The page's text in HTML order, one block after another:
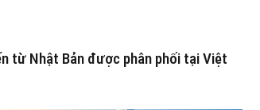
từ Nhật Bản được phân phối tại Việt